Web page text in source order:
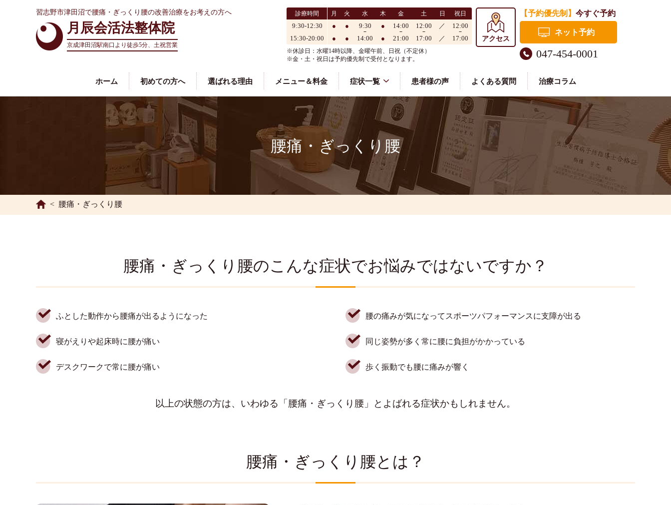
習志野市津田沼で腰痛・ぎっくり腰の改善治療をお考えの方へ
月辰会活法整体院
京成津田沼駅南口より 徒歩5分、土祝営業
診療時間 月 火 水 木 金 土 日 祝日
9:30-12:30 ● ● 9:30 ● 14:00 12:00 ／
12:00
15:30-20:00
● ● 14:00 ● 21:00 17:00 ／ 17:00
※休診日：水曜14時以降、金曜午前、日祝（不定休）
※金・土・祝日は予約優先制で受付となります。
アクセス
【予約優先制】 今すぐ予約
ネット予約
047-454-0001
ホーム 初めての方へ 選ばれる理由 メニュー＆料金 症状一覧 患者様の声 よくある質問 治療コラム
腰痛・ぎっくり腰
腰痛・ぎっくり腰
腰痛・ぎっくり腰のこんな症状でお悩みではないですか？
ふとした動作から腰痛が出るようになった
寝がえりや起床時に腰が痛い
デスクワークで常に腰が痛い
腰の痛みが気になってスポーツパフォーマンスに支障が出る
同じ姿勢が多く常に腰に負担がかかっている
歩く振動でも腰に痛みが響く
以上の状態の方は、いわゆる「腰痛・ぎっくり腰」とよばれる症状かもしれません。
腰痛・ぎっくり腰とは？